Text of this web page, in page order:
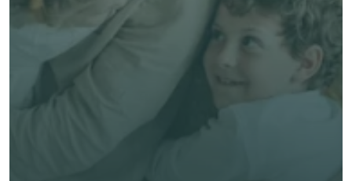
免費獲得個人化專屬報價
專業客觀建議，全程貼心跟進
節省時間與保費成本，享無憂投保體驗
立即獲取獨立客觀建議